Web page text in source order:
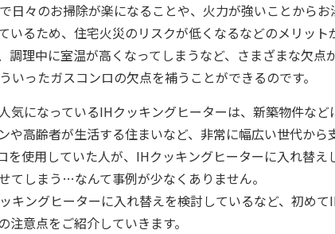
日々のお掃除が楽になることや、火力が強いことからお
いるため、住宅火災のリスクが低くなるなどのメリット
調理中に室温が高くなってしまうなど、さまざまな欠点
ったガスコンロの欠点を補うことができるのです。
気になっているIHクッキングヒーターは、新築物件な
や高齢者が生活する住まいなど、非常に幅広い世代から
を使用していた人が、IHクッキングヒーターに入れ替え
てしまう…なんて事例が少なくありません。
キングヒーターに入れ替えを検討しているなど、初めて
意点をご紹介していきます。